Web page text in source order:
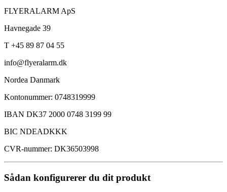
FLYERALARM ApS
Havnegade 39
T +45 89 87 04 55
info@flyeralarm.dk
Nordea Danmark
Kontonummer: 0748319999
IBAN DK37 2000 0748 3199 99
BIC NDEADKKK
CVR-nummer: DK36503998
Sådan konfigurerer du dit produkt